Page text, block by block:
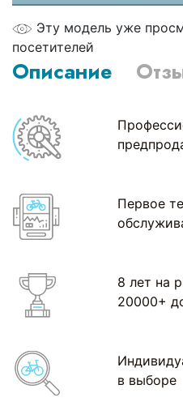
Эту модель уже
посетителей
Описание
Первое
8 лет на
20000+
в выборе